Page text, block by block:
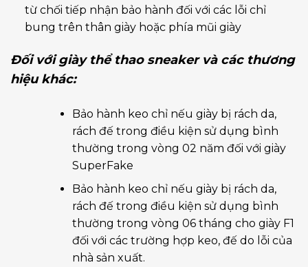
từ chối tiếp nhận bảo hành đối với các lỗi chỉ
bung trên thân giày hoặc phía mũi giày
Đối với giày thể thao sneaker và các thương
hiệu khác:
Bảo hành keo chỉ nếu giày bị rách da,
rách đế trong điều kiện sử dụng bình
thường trong vòng 02 năm đối với giày
SuperFake
Bảo hành keo chỉ nếu giày bị rách da,
rách đế trong điều kiện sử dụng bình
thường trong vòng 06 tháng cho giày F1
đối với các trường hợp keo, đế do lỗi của
nhà sản xuất.